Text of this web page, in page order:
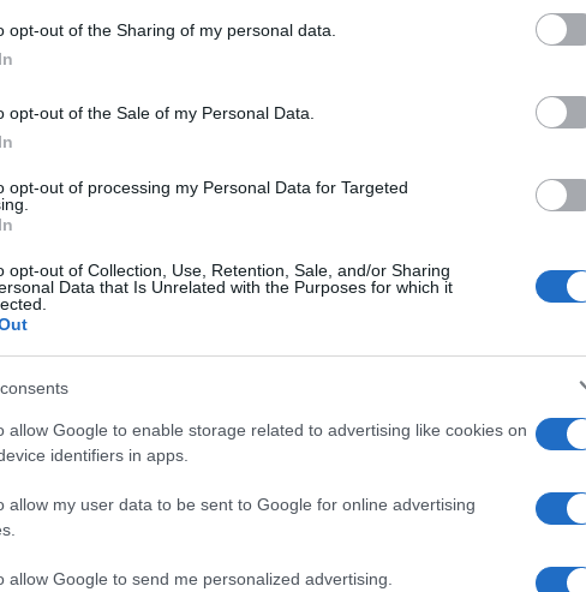
opt-out of the Sharing of my personal data.
opt-out of the Sale of my Personal Data.
opt-out of processing my Personal Data for Targeted
opt-out of Collection, Use, Retention, Sale, and/or Sharing
Data that Is Unrelated with the Purposes for which it
allow Google to enable storage related to advertising like cookies on
identifiers in apps.
allow my user data to be sent to Google for online advertising
allow Google to send me personalized advertising.
nella sezione Login
dal menù del sito o
Prossimo articolo